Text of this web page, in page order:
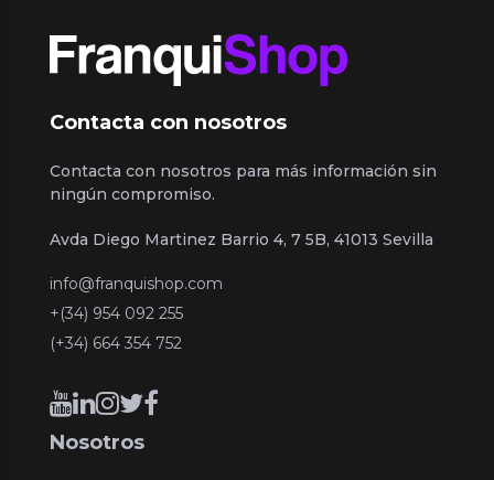
Contacta con nosotros
Contacta con nosotros para más información sin
ningún compromiso.
Avda Diego Martinez Barrio 4, 7 5B, 41013 Sevilla
info@franquishop.com
+(34) 954 092 255
(+34) 664 354 752
Nosotros